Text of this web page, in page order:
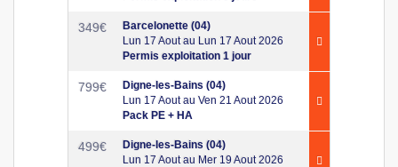
349€
Barcelonette (04)
Lun 17 Aout au Lun 17 Aout 2026
Permis exploitation 1 jour
799€
Digne-les-Bains (04)
Lun 17 Aout au Ven 21 Aout 2026
Pack PE + HA
499€
Digne-les-Bains (04)
Lun 17 Aout au Mer 19 Aout 2026